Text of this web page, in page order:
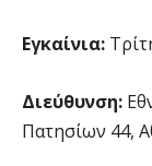
Εγκαίνια:
Διεύθυνση:
Πατησίων 44,